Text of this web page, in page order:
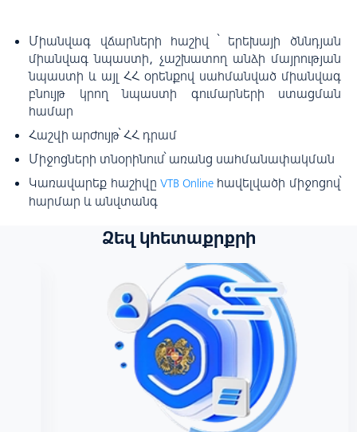
Միանվագ վճարների հաշիվ ՝ երեխայի ծննդյան
միանվագ նպաստի, չաշխատող անձի մայրության
նպաստի և այլ ՀՀ օրենքով սահմանված միանվագ
բնույթ կրող նպաստի գումարների ստացման
համար
Հաշվի արժույթ՝ ՀՀ դրամ
Միջոցների տնօրինում՝ առանց սահմանափակման
Կառավարեք հաշիվըVTB Onlineհավելվածի միջոցով՝
հարմար և անվտանգ
Ձեզ կհետաքրքրի